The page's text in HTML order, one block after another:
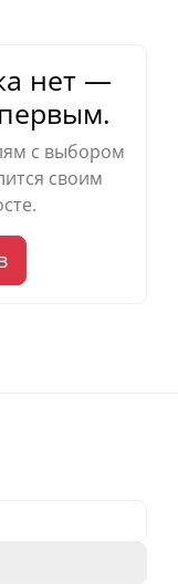
нет —
с выбором
своим